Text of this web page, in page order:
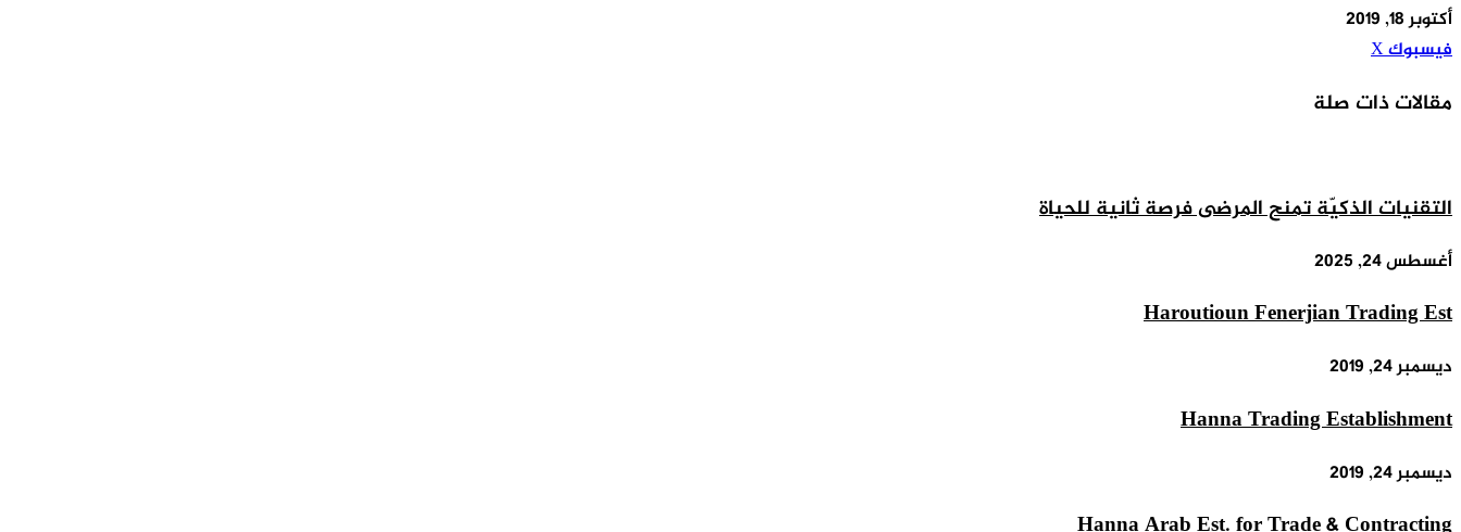
أكتوبر 18, 2019
فيسبوكXلينكدإن
بينتيريست
مشاركة
البريد
طباعة
مقالات ذات صلة
التقنيات الذكيّة تمنح المرضى فرصة ثانية للحياة
أغسطس 24, 2025
Haroutioun Fenerjian Trading Est
ديسمبر 24, 2019
Hanna Trading Establishment
ديسمبر 24, 2019